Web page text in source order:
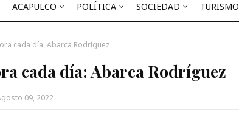
ACAPULCO POLÍTICA SOCIEDAD TURISMO
cada día: Abarca Rodríguez
cada día: Abarca Rodríguez
09, 2022